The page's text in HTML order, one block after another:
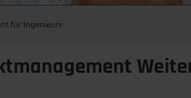
für Ingenieure